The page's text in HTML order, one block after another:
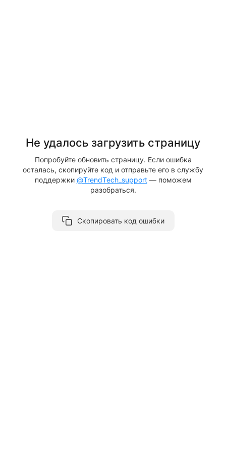
Не удалось загрузить страницу
Попробуйте обновить страницу. Если ошибка
осталась, скопируйте код и отправьте его в службу
поддержки @TrendTech_support— поможем
разобраться.
Скопировать код ошибки